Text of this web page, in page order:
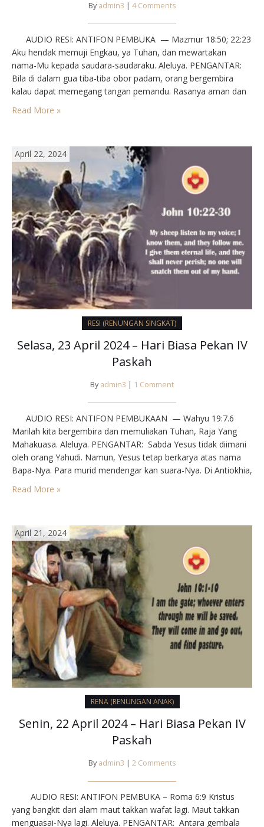
By admin3 | 4 Comments
AUDIO RESI: ANTIFON PEMBUKA — Mazmur 18:50; 22:23⁣
Aku hendak memuji Engkau, ya Tuhan, dan mewartakan
nama-Mu kepada saudara-saudaraku. Aleluya.⁣⁣ PENGANTAR: ⁣
Bila di dalam gua tiba-tiba obor padam, orang bergembira
kalau dapat memegang tangan pemandu. Rasanya aman dan
mantap, sekalipun tak mampu melihat sesuatu. Demikianlah
bagi kita, Yesus adalah cahaya terang dan tangan pembimbing.
Read More »
April 22, 2024
RESI (RENUNGAN SINGKAT)
Selasa, 23 April 2024 – Hari Biasa Pekan IV
Paskah
By admin3 | 1 Comment
AUDIO RESI: ANTIFON PEMBUKAAN — Wahyu 19:7.6⁣
Marilah kita bergembira dan memuliakan Tuhan, Raja Yang
Mahakuasa. Aleluya.⁣⁣ PENGANTAR: ⁣ Sabda Yesus tidak diimani
oleh orang Yahudi. Namun, Yesus tetap berkarya atas nama
Bapa-Nya. Para murid mendengar kan suara-Nya. Di Antiokhia,
Para pewartanya adalah orang orang baik penuh Roh…
Read More »
April 21, 2024
RENA (RENUNGAN ANAK)
Senin, 22 April 2024 – Hari Biasa Pekan IV
Paskah
By admin3 | 2 Comments
AUDIO RESI: ANTIFON PEMBUKA – Roma 6:9⁣ Kristus
yang bangkit dari alam maut takkan wafat lagi. Maut takkan
menguasai-Nya lagi. Aleluya.⁣⁣ PENGANTAR⁣: Antara gembala